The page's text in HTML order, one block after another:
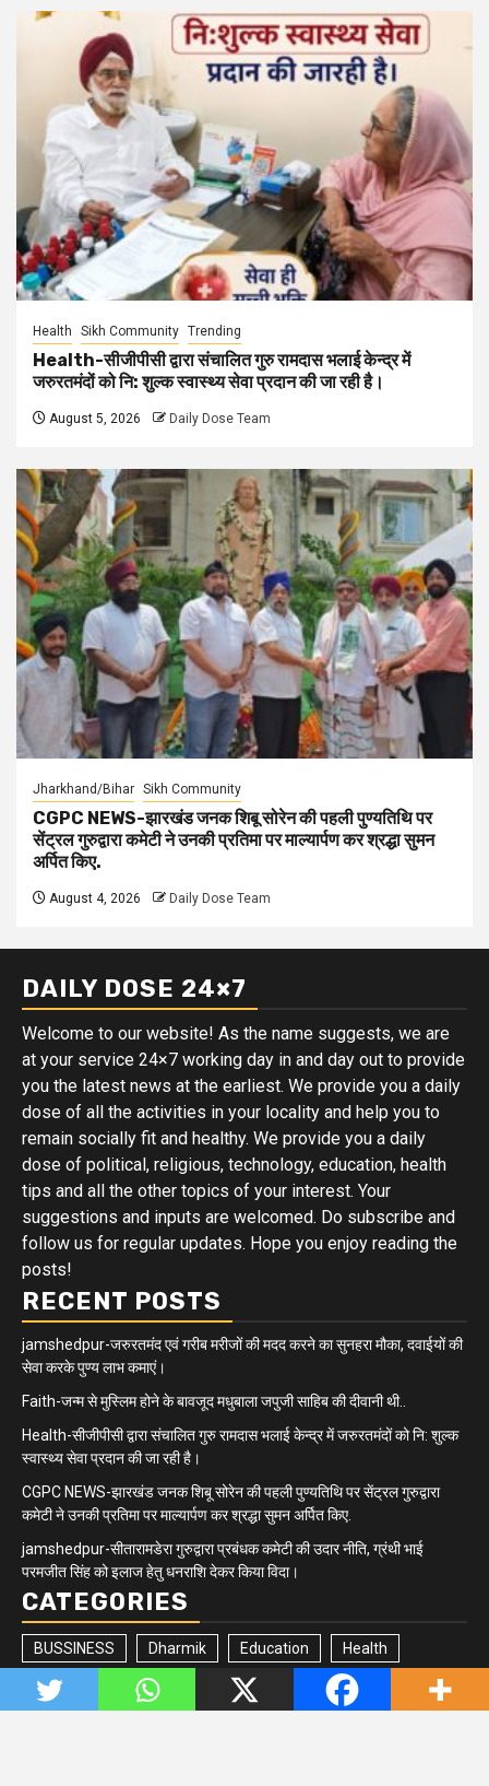
Health Sikh Community Trending
Health-सीजीपीसी द्वारा संचालित गुरु रामदास भलाई केन्द्र में
जरुरतमंदों को नि: शुल्क स्वास्थ्य सेवा प्रदान की जा रही है।
August 5, 2026 Daily Dose Team
Jharkhand/Bihar Sikh Community
CGPC NEWS-झारखंड जनक शिबू सोरेन की पहली पुण्यतिथि पर
सेंट्रल गुरुद्वारा कमेटी ने उनकी प्रतिमा पर माल्यार्पण कर श्रद्धा सुमन
अर्पित किए.
August 4, 2026 Daily Dose Team
DAILY DOSE 24×7
Welcome to our website! As the name suggests, we are
at your service 24×7 working day in and day out to provide
you the latest news at the earliest. We provide you a daily
dose of all the activities in your locality and help you to
remain socially fit and healthy. We provide you a daily
dose of political, religious, technology, education, health
tips and all the other topics of your interest. Your
suggestions and inputs are welcomed. Do subscribe and
follow us for regular updates. Hope you enjoy reading the
posts!
RECENT POSTS
jamshedpur-जरुरतमंद एवं गरीब मरीजों की मदद करने का सुनहरा मौका, दवाईयों की
सेवा करके पुण्य लाभ कमाएं।
Faith-जन्म से मुस्लिम होने के बावजूद मधुबाला जपुजी साहिब की दीवानी थी..
Health-सीजीपीसी द्वारा संचालित गुरु रामदास भलाई केन्द्र में जरुरतमंदों को नि: शुल्क
स्वास्थ्य सेवा प्रदान की जा रही है।
CGPC NEWS-झारखंड जनक शिबू सोरेन की पहली पुण्यतिथि पर सेंट्रल गुरुद्वारा
कमेटी ने उनकी प्रतिमा पर माल्यार्पण कर श्रद्धा सुमन अर्पित किए.
jamshedpur-सीतारामडेरा गुरुद्वारा प्रबंधक कमेटी की उदार नीति, ग्रंथी भाई
परमजीत सिंह को इलाज हेतु धनराशि देकर किया विदा।
CATEGORIES
BUSSINESS Dharmik Education Health
Jharkhand/Bihar Matrimonial Minority